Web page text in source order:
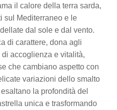
il calore della terra sarda,
sul Mediterraneo e le
dal sole e dal vento.
di carattere, dona agli
accoglienza e vitalità,
che cambiano aspetto con
variazioni dello smalto
la profondità del
unica e trasformando